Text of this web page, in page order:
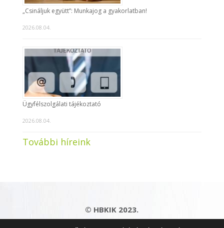
„Csináljuk együtt”: Munkajog a gyakorlatban!
2026.08.04.
Ügyfélszolgálati tájékoztató
2026.08.04.
További híreink
© HBKIK 2023.
Adatkezelési tájékoztató|Impresszum|